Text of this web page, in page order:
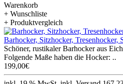
Warenkorb
+ Wunschliste
+ Produktvergleich
Barhocker, Sitzhocker, Tresenhocker,
Schöner, rustikaler Barhocker aus
Folgende Maße haben die Hocker: ..
199,00€